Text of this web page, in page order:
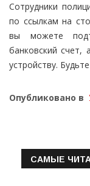
Сотрудники
по ссылкам на
вы можете
банковский счет,
устройству.
Опубликовано в
САМЫЕ